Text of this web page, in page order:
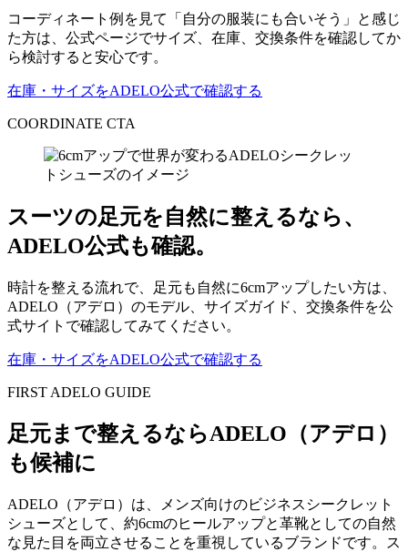
コーディネート例を見て「自分の服装にも合いそう」と感じ
た方は、公式ページでサイズ、在庫、交換条件を確認してか
ら検討すると安心です。
在庫・サイズをADELO公式で確認する
COORDINATE CTA
スーツの足元を自然に整えるなら、
ADELO公式も確認。
時計を整える流れで、足元も自然に6cmアップしたい方は、
ADELO（アデロ）のモデル、サイズガイド、交換条件を公
式サイトで確認してみてください。
在庫・サイズをADELO公式で確認する
FIRST ADELO GUIDE
足元まで整えるならADELO（アデロ）
も候補に
ADELO（アデロ）は、メンズ向けのビジネスシークレット
シューズとして、約6cmのヒールアップと革靴としての自然
な見た目を両立させることを重視しているブランドです。ス